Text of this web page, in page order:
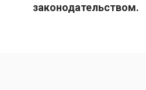
законодательством.